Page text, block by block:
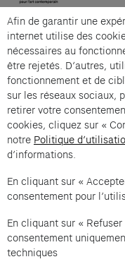
Cartier et
L'Atelier Objet — «
offer from Cartier et
Imprint of the organizer
General terms and
Cookie settings (opens
Data
Support(opens in a new
Afin de garantir une
internet utilise des
nécessaires au
être rejetés. D’autres,
fonctionnement et de
sur les réseaux sociaux,
retirer votre
cookies, cliquez sur «
notre Politique
d’informations.
En cliquant sur «
consentement pour
En cliquant sur «
consentement
techniques